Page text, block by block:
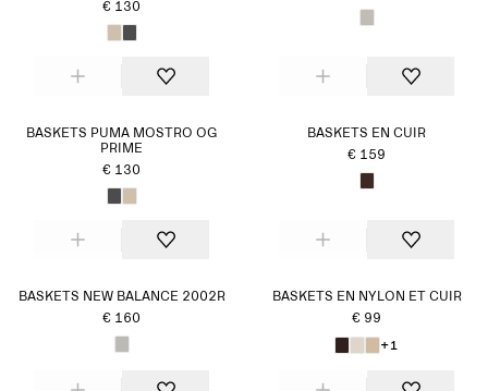
€ 130
BASKETS PUMA MOSTRO OG
PRIME
€ 130
BASKETS EN CUIR
€ 159
BASKETS NEW BALANCE 2002R
€ 160
BASKETS EN NYLON ET CUIR
€ 99
+1